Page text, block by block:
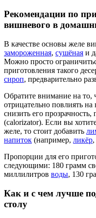
Рекомендации по
вишневого в
В качестве основы желе
замороженная, сушёная и
Можно просто
приготовления такого
сироп, предварительно
Обратите внимание на
отрицательно повлиять на
снизить его прозрачность,
(calorizator). Если вы
желе, то стоит добавить
напиток (например, ликёр
Пропорции для его
следующими: 180 грамм
миллилитров воды, 130
Как и с чем лучше
столу